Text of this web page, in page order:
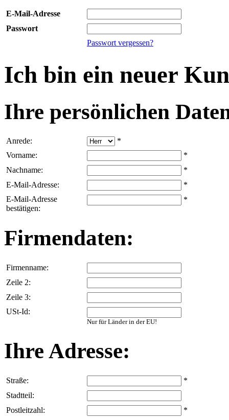
E-Mail-Adresse
Passwort
Passwort vergessen?
Ich bin ein neuer
Ihre persönlichen
Anrede:
*
Vorname:
*
Nachname:
*
E-Mail-Adresse:
*
E-Mail-Adresse
bestätigen:
*
Firmendaten:
Firmenname:
Zeile 2:
Zeile 3:
USt-Id:
Nur für Länder in der EU!
Ihre Adresse:
Straße:
*
Stadtteil:
Postleitzahl:
*